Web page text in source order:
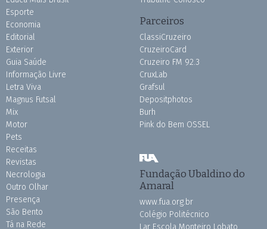
Esporte
Economia
Editorial
Exterior
Guia Saúde
Informação Livre
Letra Viva
Magnus Futsal
Mix
Motor
Pets
Receitas
Revistas
Necrologia
Outro Olhar
Presença
São Bento
Tá na Rede
Parceiros
ClassiCruzeiro
CruzeiroCard
Cruzeiro FM 92.3
CruxLab
Grafsul
Depositphotos
Burh
Pink do Bem OSSEL
Fundação Ubaldino do
Amaral
www.fua.org.br
Colégio Politécnico